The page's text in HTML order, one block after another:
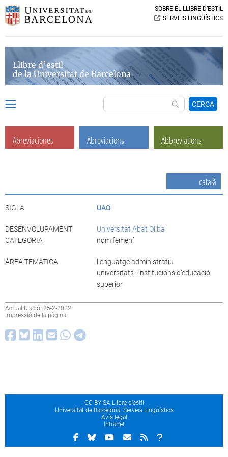
SOBRE EL LLIBRE D’ESTIL
SERVEIS LINGÜÍSTICS
Llibre d’estil
de la Universitat de Barcelona
CERCA
Abreviaciones Abreviacions Abbreviations
català
SIGLA UAO
DESENVOLUPAMENT
Universitat Abat Oliba
CATEGORIA
nom femení
ÀREA TEMÀTICA
llenguatge administratiu
universitats i institucions d’educació
superior
Actualització: 25-2-2022
Impressió de la pàgina
CC BY-SA Llibre d’estil
Universitat de Barcelona. Serveis Lingüístics
Avís legal
Intranet